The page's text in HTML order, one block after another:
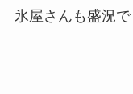
氷屋さんも盛況で